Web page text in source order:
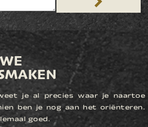
je al precies waar je naartoe
ben je nog aan het oriënteren.
goed.